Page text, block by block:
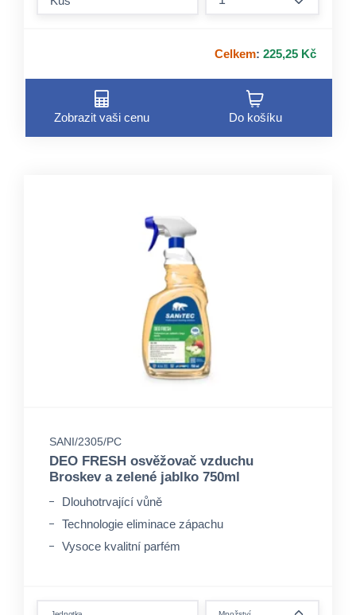
Celkem: 225,25 Kč
Zobrazit vaši cenu Do košíku
SANI/2305/PC
DEO FRESH osvěžovač vzduchu
Broskev a zelené jablko 750ml
Dlouhotrvající vůně
Technologie eliminace zápachu
Vysoce kvalitní parfém